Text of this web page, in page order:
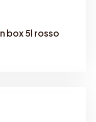
box 5l rosso